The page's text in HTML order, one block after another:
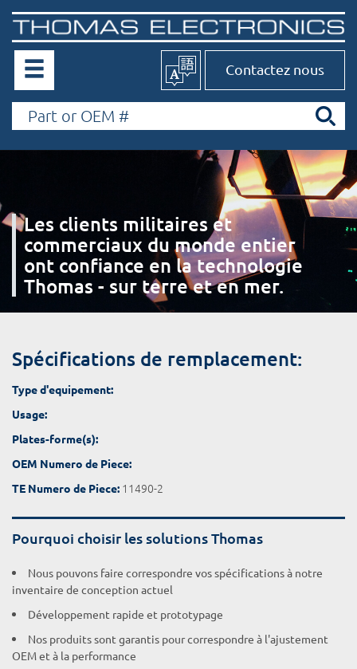
Contactez nous
Les clients militaires et
commerciaux du monde entier
ont confiance en la technologie
Thomas - sur terre et en mer.
Spécifications de remplacement:
Type d'equipement:
Usage:
Plates-forme(s):
OEM Numero de Piece:
TE Numero de Piece: 11490-2
Pourquoi choisir les solutions Thomas
Nous pouvons faire correspondre vos spécifications à notre
inventaire de conception actuel
Développement rapide et prototypage
Nos produits sont garantis pour correspondre à l'ajustement
OEM et à la performance